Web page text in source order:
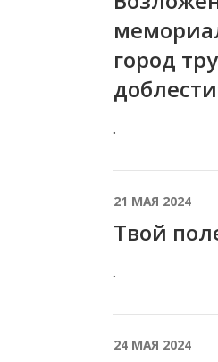
город
.
21 МАЯ 2024
Твой
.
24 МАЯ 2024